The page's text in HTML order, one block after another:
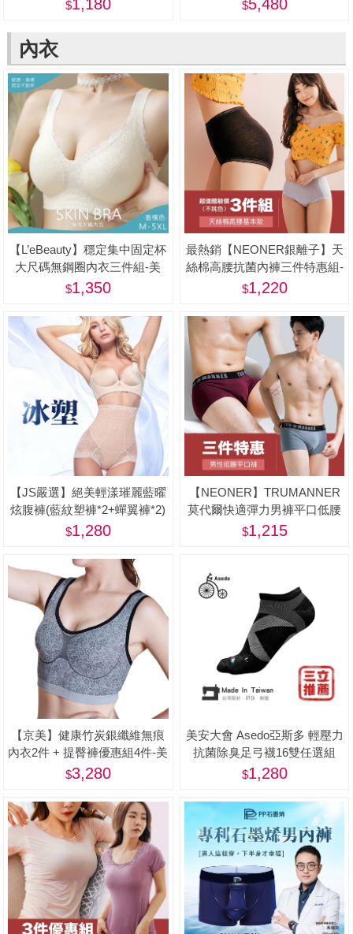
1,180 5,480
內衣
【L’eBeauty】穩定集中固定杯
大尺碼無鋼圈內衣三件組-美
1,350
最熱銷【NEONER銀離子】天
絲棉高腰抗菌內褲三件特惠組-
美
1,220
【JS嚴選】絕美輕漾璀麗藍曜
炫腹褲(藍紋塑褲*2+蟬翼褲*2)
1,280
【NEONER】TRUMANNER
莫代爾快適彈力男褲平口低腰
款三件優惠組-美
1,215
【京美】健康竹炭銀纖維無痕
內衣2件 + 提臀褲優惠組4件-美
3,280
美安大會 Asedo亞斯多 輕壓力
抗菌除臭足弓襪16雙任選組
(男女適用、One size)-美
1,280